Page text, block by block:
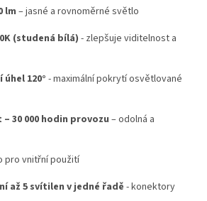
lm– jasné a rovnoměrné světlo
(studená bílá) - zlepšuje viditelnost a
120° - maximální pokrytí osvětlované
30 000 hodin provozu – odolná a
pro vnitřní použití
až 5 svítilen v jedné řadě - konektory